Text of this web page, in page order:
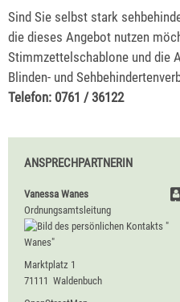
Sind Sie selbst stark
die dieses Angebot nutzen
Stimmzettelschablone und die
Blinden- und
Telefon: 0761 / 36122
ANSPRECHPARTNERIN
Vanessa Wanes
Ordnungsamtsleitung
Marktplatz 1
71111 Waldenbuch